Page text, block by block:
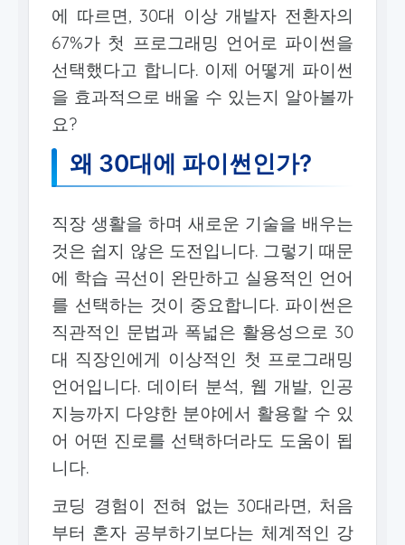
에 따르면, 30대 이상 개발자 전환자의
67%가 첫 프로그래밍 언어로 파이썬을
선택했다고 합니다. 이제 어떻게 파이썬
을 효과적으로 배울 수 있는지 알아볼까
요?
왜 30대에 파이썬인가?
직장 생활을 하며 새로운 기술을 배우는
것은 쉽지 않은 도전입니다. 그렇기 때문
에 학습 곡선이 완만하고 실용적인 언어
를 선택하는 것이 중요합니다. 파이썬은
직관적인 문법과 폭넓은 활용성으로 30
대 직장인에게 이상적인 첫 프로그래밍
언어입니다. 데이터 분석, 웹 개발, 인공
지능까지 다양한 분야에서 활용할 수 있
어 어떤 진로를 선택하더라도 도움이 됩
니다.
코딩 경험이 전혀 없는 30대라면, 처음
부터 혼자 공부하기보다는 체계적인 강